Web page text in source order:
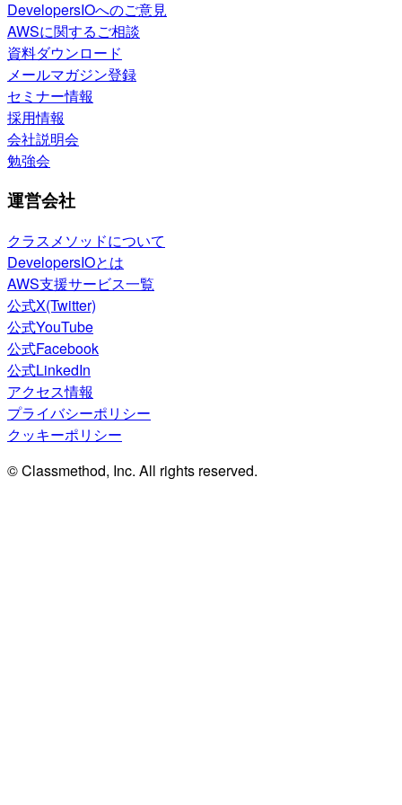
DevelopersIOへのご意見
AWSに関するご相談
資料ダウンロード
メールマガジン登録
セミナー情報
採用情報
会社説明会
勉強会
運営会社
クラスメソッドについて
DevelopersIOとは
AWS支援サービス一覧
公式X(Twitter)
公式YouTube
公式Facebook
公式LinkedIn
アクセス情報
プライバシーポリシー
クッキーポリシー
© Classmethod, Inc. All rights reserved.